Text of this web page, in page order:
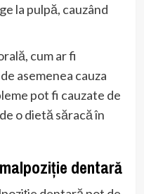
la pulpă, cauzând
cum ar fi
asemenea cauza
pot fi cauzate de
o dietă săracă în
dentară